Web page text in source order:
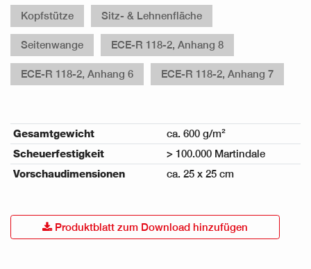
Kopfstütze Sitz- & Lehnenfläche
Seitenwange ECE-R 118-2, Anhang 8
ECE-R 118-2, Anhang 6 ECE-R 118-2, Anhang 7
Gesamtgewicht
ca. 600 g/m²
Scheuerfestigkeit
> 100.000 Martindale
Vorschaudimensionen
ca. 25 x 25 cm
Produktblatt zum Download hinzufügen